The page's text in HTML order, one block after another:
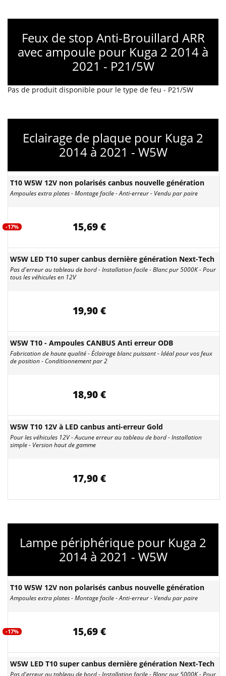
Feux de stop Anti-Brouillard ARR
avec ampoule pour Kuga 2 2014 à
2021 - P21/5W
Pas de produit disponible pour le type de feu - P21/5W
Eclairage de plaque pour Kuga 2
2014 à 2021 - W5W
T10 W5W 12V non polarisés canbus nouvelle génération
Ampoules extra plates - Montage facile - Anti-erreur - Vendu par paire
-17% 15,69 €
W5W LED T10 super canbus dernière génération Next-Tech
Pas d'erreur au tableau de bord - Installation facile - Blanc pur 5000K - Pour
tous les véhicules en 12V
19,90 €
W5W T10 - Ampoules CANBUS Anti erreur ODB
Fabrication de haute qualité - Éclairage blanc puissant - Idéal pour vos feux
de position - Conditionnement par 2
18,90 €
W5W T10 12V à LED canbus anti-erreur Gold
Pour les véhicules 12V - Aucune erreur au tableau de bord - Installation
simple - Version haut de gamme
17,90 €
Lampe périphérique pour Kuga 2
2014 à 2021 - W5W
T10 W5W 12V non polarisés canbus nouvelle génération
Ampoules extra plates - Montage facile - Anti-erreur - Vendu par paire
-17% 15,69 €
W5W LED T10 super canbus dernière génération Next-Tech
Pas d'erreur au tableau de bord - Installation facile - Blanc pur 5000K - Pour